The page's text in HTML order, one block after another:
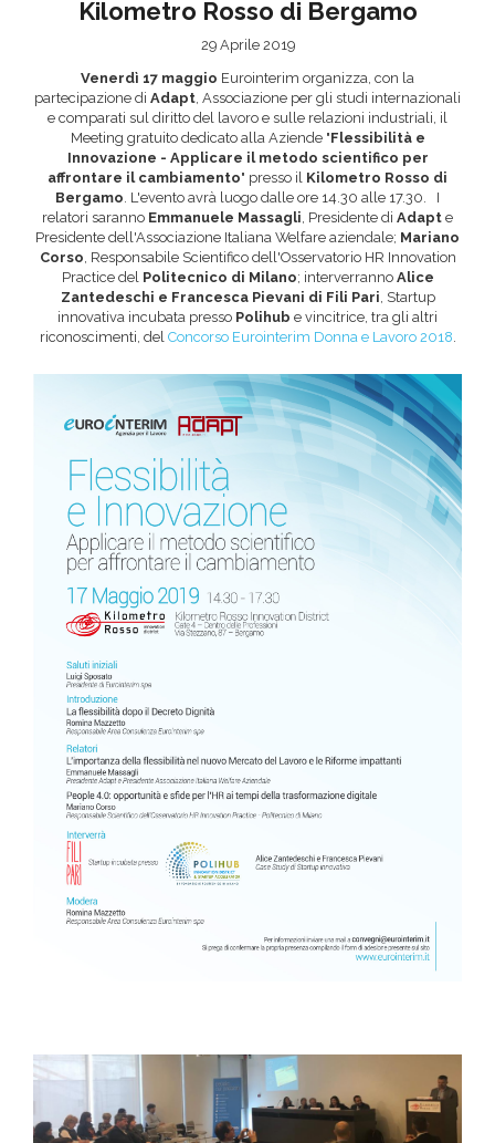
Area riservata
INVIA CV
Kilometro Rosso di Bergamo
29 Aprile 2019
Venerdì 17 maggio Eurointerim organizza, con la
partecipazione di Adapt, Associazione per gli studi internazionali
e comparati sul diritto del lavoro e sulle relazioni industriali, il
Meeting gratuito dedicato alla Aziende "Flessibilità e
Innovazione - Applicare il metodo scientifico per
affrontare il cambiamento" presso il Kilometro Rosso di
Bergamo. L'evento avrà luogo dalle ore 14.30 alle 17.30. I
relatori saranno Emmanuele Massagli, Presidente di Adapt e
Presidente dell'Associazione Italiana Welfare aziendale; Mariano
Corso, Responsabile Scientifico dell'Osservatorio HR Innovation
Practice del Politecnico di Milano; interverranno Alice
Zantedeschi e Francesca Pievani di Fili Pari, Startup
innovativa incubata presso Polihub e vincitrice, tra gli altri
riconoscimenti, del Concorso Eurointerim Donna e Lavoro 2018.